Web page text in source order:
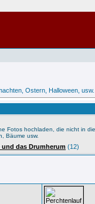
Ostern, Halloween,
Fotos hochladen, die nicht in
Bäume usw.
das Drumherum (12)